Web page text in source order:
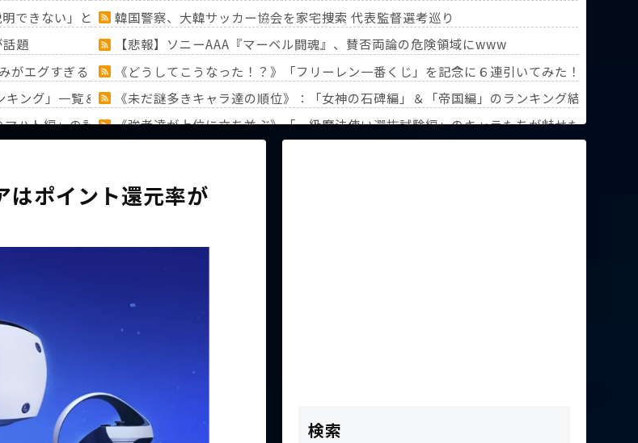
できない」と言われて警察に相談しにいくと……
韓国警察、大韓サッカー協会を家宅捜索 代表監督選考巡り
題
【悲報】ソニーAAA『マーベル闘魂』、賛否両論の危険領域にwww
がエグすぎる
《どうしてこうなった！？》「フリーレン一番くじ」を記念に６連引いてみた！気づけ
ング」一覧＆「ミミック」大特集！！【『葬送のフリーレン』第3回人気投票】
《未だ謎多きキャラ達の順位》：「女神の石碑編」＆「帝国編」のランキング結果を分
ハト編」の計31キャラのランキングを徹底解説！【『葬送のフリーレン』第3回人気投票】
《強者達が上位に立ち並ぶ》「一級魔法使い選抜試験編」のキャラたちが魅せた驚異の
はポイント還元率が
検索